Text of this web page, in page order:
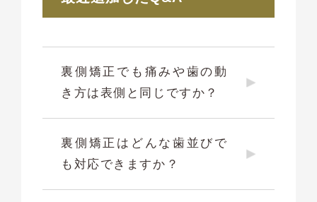
裏側矯正でも痛みや歯の動
き方は表側と同じですか？
裏側矯正はどんな歯並びで
も対応できますか？